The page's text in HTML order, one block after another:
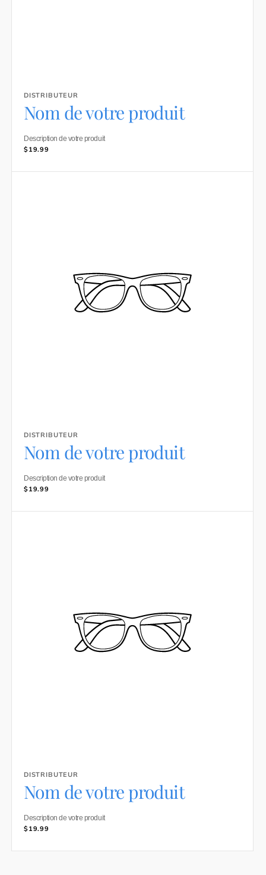
Distributeur :
DISTRIBUTEUR
Nom de votre produit
Description de votre produit
Prix
$19.99
Distributeur :
DISTRIBUTEUR
Nom de votre produit
Description de votre produit
Prix
$19.99
Distributeur :
DISTRIBUTEUR
Nom de votre produit
Description de votre produit
Prix
$19.99